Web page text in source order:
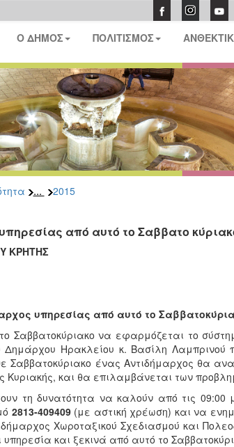
Ο ΔΗΜΟΣ ΠΟΛΙΤΙΣΜΟΣ
... 2015
από αυτό το Σαββατο
ΚΡΗΤΗΣ
υπηρεσίας από αυτό το
Σαββατοκύριακο να εφαρμόζεται το
Ηρακλείου κ. Βασίλη Λαμπρινού
Σαββατοκύριακο ένας Αντιδήμαρχος θα
Κυριακής, και θα επιλαμβάνεται των
τη δυνατότητα να καλούν από τις
2813-409409(με αστική χρέωση) και να
Χωροταξικού Σχεδιασμού και
και ξεκινά από αυτό το